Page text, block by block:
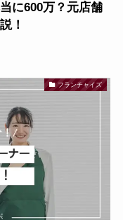
に600万？元店舗
！
フランチャイズ